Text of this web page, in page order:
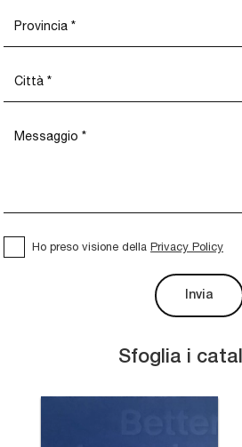
Sfoglia i
Ho preso visione della Privacy Policy
Invia